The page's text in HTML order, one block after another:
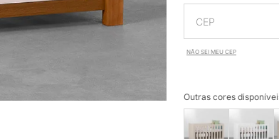
NÃO SEI MEU CEP
Outras cores